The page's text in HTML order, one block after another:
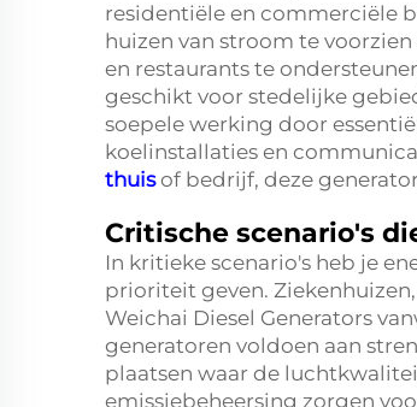
residentiële en commerciële
huizen van stroom te
en restaurants te
geschikt voor stedelijke
soepele werking door
koelinstallaties en
thuisof bedrijf, deze
Critische scenario's
In kritieke scenario's heb je
prioriteit geven.
Weichai Diesel Generators
generatoren voldoen aan
plaatsen waar de
emissiebeheersing zorgen